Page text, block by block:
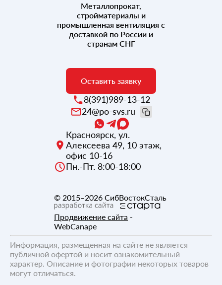
Металлопрокат,
стройматериалы и
промышленная вентиляция с
доставкой по России и
странам СНГ
Оставить заявку
8(391)989-13-12
24@po-svs.ru
Красноярск, ул.
Алексеева 49, 10 этаж,
офис 10-16
Пн.-Пт. 8:00-18:00
© 2015–2026 СибВостокСталь
Продвижение сайта -
WebCanape
Информация, размещенная на сайте не является
публичной офертой и носит ознакомительный
характер. Описание и фотографии некоторых товаров
могут отличаться.